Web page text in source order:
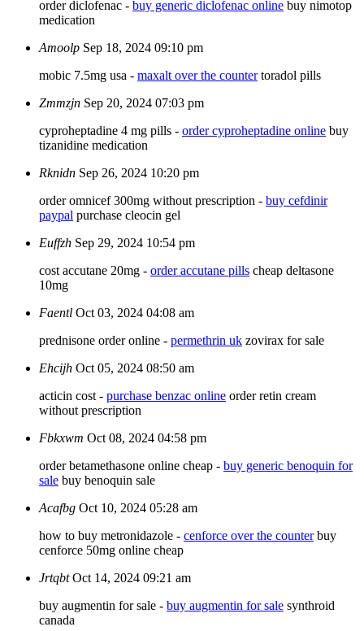
order diclofenac - buy generic diclofenac online buy nimotop
medication
Amoolp Sep 18, 2024 09:10 pm
mobic 7.5mg usa - maxalt over the countertoradol pills
Zmmzjn Sep 20, 2024 07:03 pm
cyproheptadine 4 mg pills - order cyproheptadine online buy
tizanidine medication
Rknidn Sep 26, 2024 10:20 pm
order omnicef 300mg without prescription - buy cefdinir
paypal purchase cleocin gel
Euffzh Sep 29, 2024 10:54 pm
cost accutane 20mg - order accutane pills cheap deltasone
10mg
Faentl Oct 03, 2024 04:08 am
prednisone order online - permethrin uk zovirax for sale
Ehcijh Oct 05, 2024 08:50 am
acticin cost - purchase benzac online order retin cream
without prescription
Fbkxwm Oct 08, 2024 04:58 pm
order betamethasone online cheap - buy generic benoquin for
sale buy benoquin sale
Acafbg Oct 10, 2024 05:28 am
how to buy metronidazole - cenforce over the counterbuy
cenforce 50mg online cheap
Jrtqbt Oct 14, 2024 09:21 am
buy augmentin for sale - buy augmentin for sale synthroid
canada